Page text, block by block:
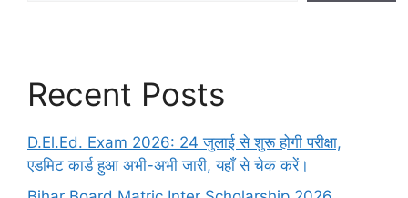
Recent Posts
D.El.Ed. Exam 2026: 24 जुलाई से शुरू होगी परीक्षा,
एडमिट कार्ड हुआ अभी-अभी जारी, यहाँ से चेक करें।